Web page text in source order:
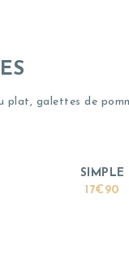
galettes de
SIMPLE
17€90